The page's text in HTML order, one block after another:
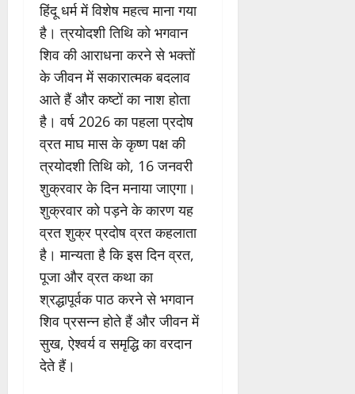
हिंदू धर्म में विशेष महत्व माना गया
है। त्रयोदशी तिथि को भगवान
शिव की आराधना करने से भक्तों
के जीवन में सकारात्मक बदलाव
आते हैं और कष्टों का नाश होता
है। वर्ष 2026 का पहला प्रदोष
व्रत माघ मास के कृष्ण पक्ष की
त्रयोदशी तिथि को, 16 जनवरी
शुक्रवार के दिन मनाया जाएगा।
शुक्रवार को पड़ने के कारण यह
व्रत शुक्र प्रदोष व्रत कहलाता
है। मान्यता है कि इस दिन व्रत,
पूजा और व्रत कथा का
श्रद्धापूर्वक पाठ करने से भगवान
शिव प्रसन्न होते हैं और जीवन में
सुख, ऐश्वर्य व समृद्धि का वरदान
देते हैं।